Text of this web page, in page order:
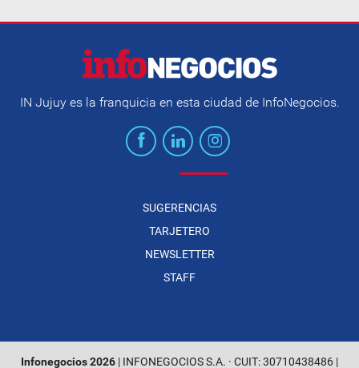
IN Jujuy es la franquicia en esta ciudad de InfoNegocios.
SUGERENCIAS
TARJETERO
NEWSLETTER
STAFF
Infonegocios 2026 | INFONEGOCIOS S.A. · CUIT: 30710438486 |